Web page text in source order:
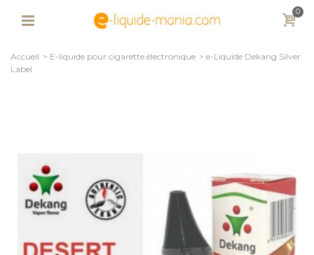
0
Accueil > E-liquide pour cigarette électronique > e-Liquide Dekang Silver
Label